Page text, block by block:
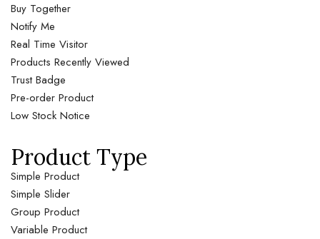
Buy Together
Notify Me
Real Time Visitor
Products Recently Viewed
Trust Badge
Pre-order Product
Low Stock Notice
Product Type
Simple Product
Simple Slider
Group Product
Variable Product